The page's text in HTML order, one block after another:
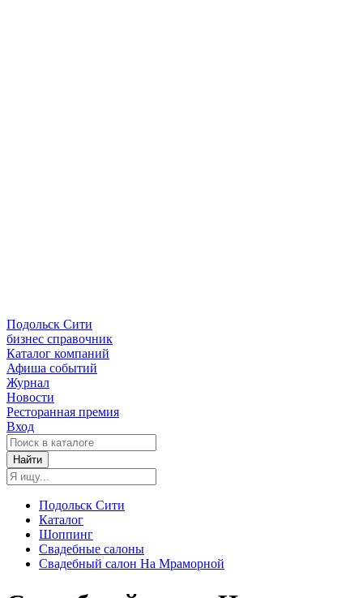
Подольск Сити
бизнес справочник
Каталог компаний
Афиша событий
Журнал
Новости
Ресторанная премия
Вход
Найти
Подольск Сити
Каталог
Шоппинг
Свадебные салоны
Свадебный салон На Мраморной